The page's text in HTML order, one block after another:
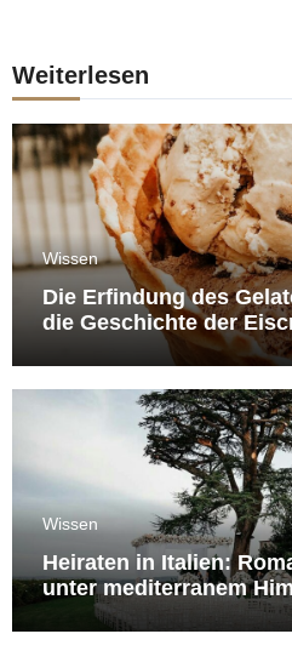
Weiterlesen
Wissen
Die Erfindung des
die Geschichte der
Wissen
Heiraten in Italien:
unter mediterranem